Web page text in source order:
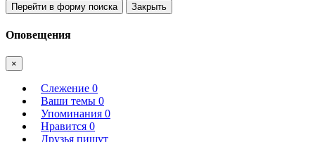
Перейти в форму поиска Закрыть
Оповещения
×
Слежение 0
Ваши темы 0
Упоминания 0
Нравится 0
Друзья пишут